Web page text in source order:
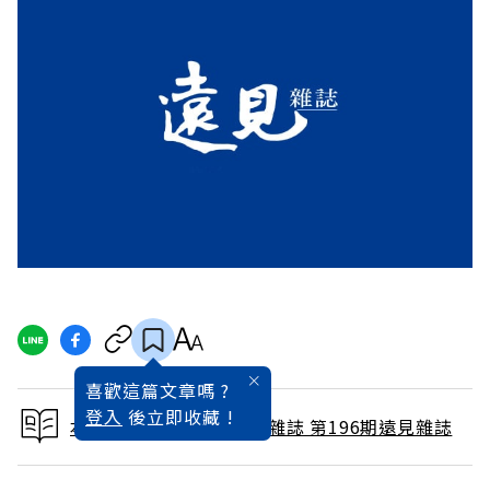
喜歡這篇文章嗎 ?
登入 後立即收藏 !
本文出自 2002 / 10月號雜誌 第196期遠見雜誌